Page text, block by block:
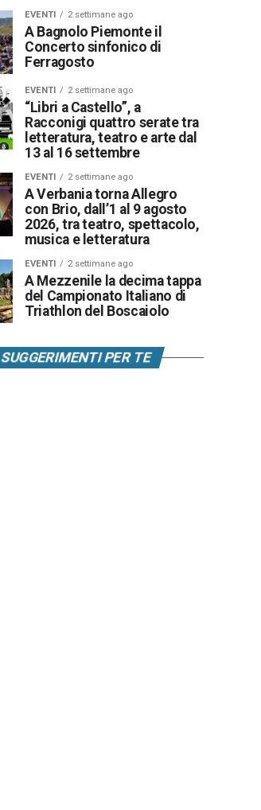
EVENTI 2 settimane ago
A Bagnolo Piemonte il
Concerto sinfonico di
Ferragosto
EVENTI 2 settimane ago
“Libri a Castello”, a
Racconigi quattro serate tra
letteratura, teatro e arte dal
13 al 16 settembre
EVENTI 2 settimane ago
A Verbania torna Allegro
con Brio, dall’1 al 9 agosto
2026, tra teatro, spettacolo,
musica e letteratura
EVENTI 2 settimane ago
A Mezzenile la decima tappa
del Campionato Italiano di
Triathlon del Boscaiolo
SUGGERIMENTI PER TE